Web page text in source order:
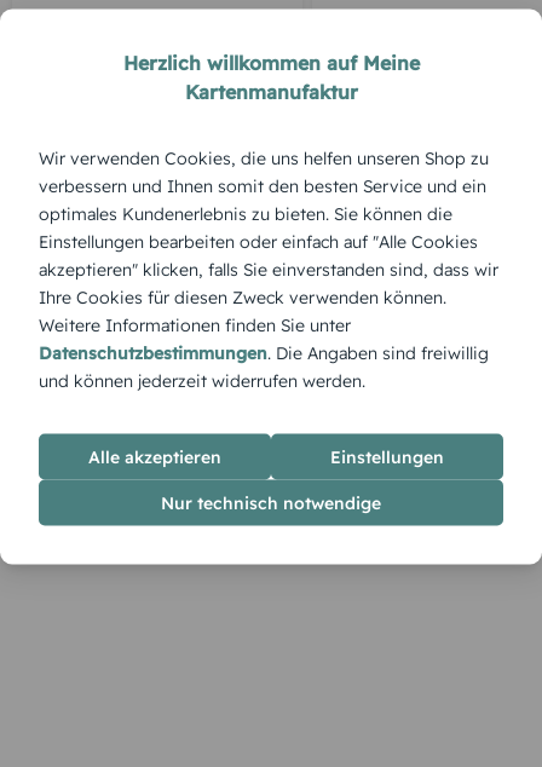
Parkuhr 60
Geburtstag Aquarell
ÜBERBLICK:
Produktbeschreibung
Rustikal und humorvoll – „Halber Liter“ bringt
Augenzwinkern und Biergarten-Flair auf den Tisch. Deine
Botschaft kannst du direkt im Designer ergänzen.
Herzlich willkommen auf Meine
Kartenmanufaktur
Wir verwenden Cookies, die uns helfen unseren Shop zu
verbessern und Ihnen somit den besten Service und ein
optimales Kundenerlebnis zu bieten. Sie können die
Einstellungen bearbeiten oder einfach auf "Alle Cookies
akzeptieren" klicken, falls Sie einverstanden sind, dass wir
Ihre Cookies für diesen Zweck verwenden können.
Weitere Informationen finden Sie unter
Datenschutzbestimmungen. Die Angaben sind freiwillig
und können jederzeit widerrufen werden.
Alle akzeptieren Einstellungen
Nur technisch notwendige